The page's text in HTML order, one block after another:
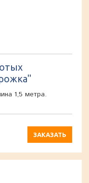
1,5 метра.
ЗАКАЗАТЬ